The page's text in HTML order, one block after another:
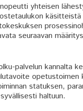
yhteisen
seuraavan
palvelun kannalta
statuksen,
haltuun.